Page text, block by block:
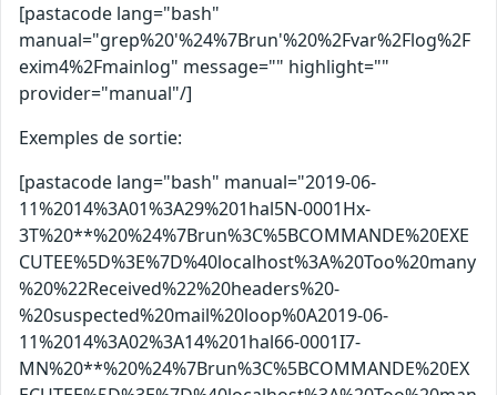
[pastacode lang="bash"
manual="grep%20'%24%7Brun'%20%2Fvar%2Flog%2F
exim4%2Fmainlog" message="" highlight=""
provider="manual"/]
Exemples de sortie:
[pastacode lang="bash" manual="2019-06-
11%2014%3A01%3A29%201hal5N-0001Hx-
3T%20**%20%24%7Brun%3C%5BCOMMANDE%20EXE
CUTEE%5D%3E%7D%40localhost%3A%20Too%20many
%20%22Received%22%20headers%20-
%20suspected%20mail%20loop%0A2019-06-
11%2014%3A02%3A14%201hal66-0001I7-
MN%20**%20%24%7Brun%3C%5BCOMMANDE%20EX